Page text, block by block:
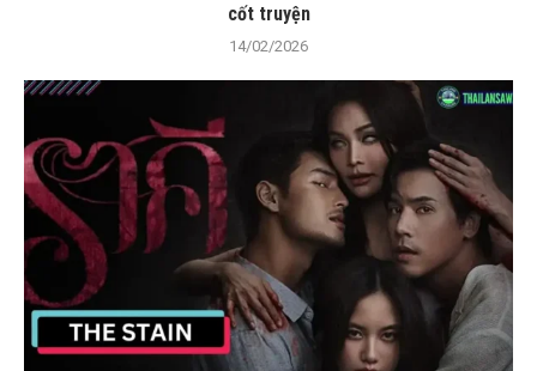
cốt truyện
14/02/2026